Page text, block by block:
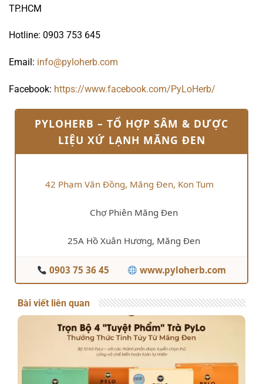
TP.HCM
Hotline: 0903 753 645
Email: info@pyloherb.com
Facebook: https://www.facebook.com/PyLoHerb/
PYLOHERB – TỔ HỢP SÂM & DƯỢC
LIỆU XỨ LẠNH MĂNG ĐEN
42 Phạm Văn Đồng, Măng Đen, Kon Tum
Chợ Phiên Măng Đen
25A Hồ Xuân Hương, Măng Đen
0903 75 36 45 www.pyloherb.com
Bài viết liên quan